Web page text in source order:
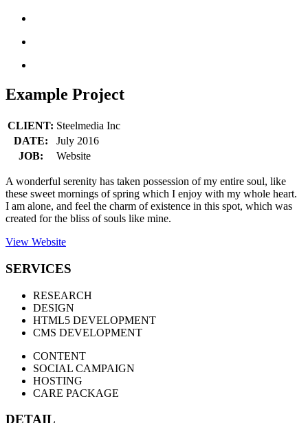
Example Project
CLIENT: Steelmedia Inc
DATE:
July 2016
JOB:
Website
A wonderful serenity has taken possession of my entire soul, like
these sweet mornings of spring which I enjoy with my whole heart.
I am alone, and feel the charm of existence in this spot, which was
created for the bliss of souls like mine.
View Website
SERVICES
RESEARCH
DESIGN
HTML5 DEVELOPMENT
CMS DEVELOPMENT
CONTENT
SOCIAL CAMPAIGN
HOSTING
CARE PACKAGE
DETAIL